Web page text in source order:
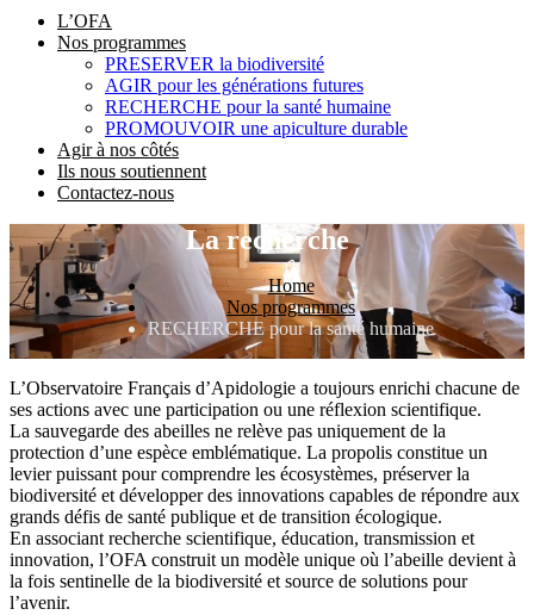
L’OFA
Nos programmes
PRESERVER la biodiversité
AGIR pour les générations futures
RECHERCHE pour la santé humaine
PROMOUVOIR une apiculture durable
Agir à nos côtés
Ils nous soutiennent
Contactez-nous
La recherche
Home
Nos programmes
RECHERCHE pour la santé humaine
L’Observatoire Français d’Apidologie a toujours enrichi chacune de
ses actions avec une participation ou une réflexion scientifique.
La sauvegarde des abeilles ne relève pas uniquement de la
protection d’une espèce emblématique. La propolis constitue un
levier puissant pour comprendre les écosystèmes, préserver la
biodiversité et développer des innovations capables de répondre aux
grands défis de santé publique et de transition écologique.
En associant recherche scientifique, éducation, transmission et
innovation, l’OFA construit un modèle unique où l’abeille devient à
la fois sentinelle de la biodiversité et source de solutions pour
l’avenir.